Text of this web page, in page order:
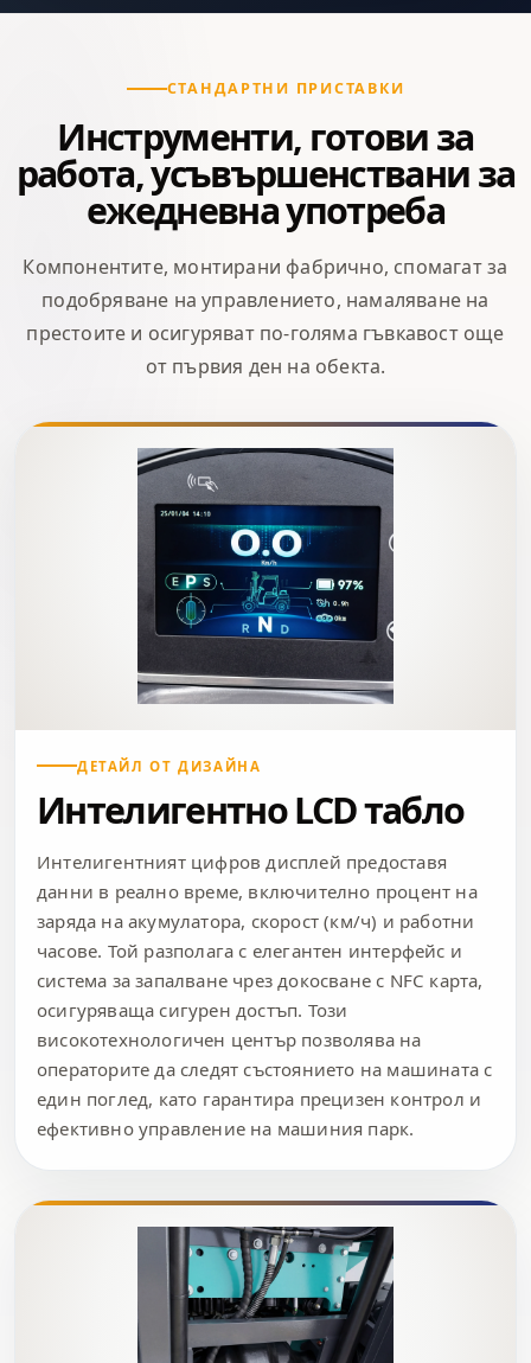
СТАНДАРТНИ ПРИСТАВКИ
Инструменти, готови за
работа, усъвършенствани за
ежедневна употреба
Компонентите, монтирани фабрично, спомагат за
подобряване на управлението, намаляване на
престоите и осигуряват по-голяма гъвкавост още
от първия ден на обекта.
ДЕТАЙЛ ОТ ДИЗАЙНА
Интелигентно LCD табло
Интелигентният цифров дисплей предоставя
данни в реално време, включително процент на
заряда на акумулатора, скорост (км/ч) и работни
часове. Той разполага с елегантен интерфейс и
система за запалване чрез докосване с NFC карта,
осигуряваща сигурен достъп. Този
високотехнологичен център позволява на
операторите да следят състоянието на машината с
един поглед, като гарантира прецизен контрол и
ефективно управление на машиния парк.